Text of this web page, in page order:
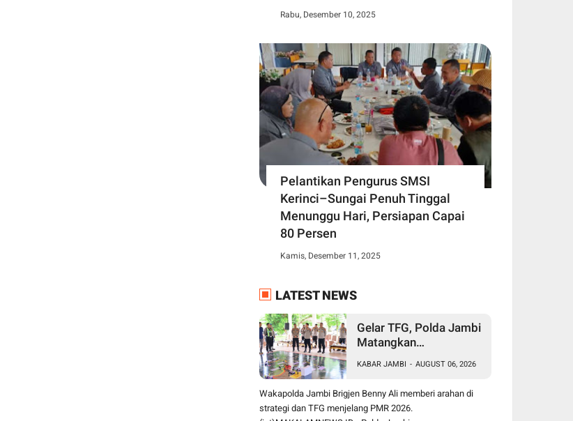
Rabu, Desember 10, 2025
Pelantikan Pengurus SMSI
Kerinci–Sungai Penuh Tinggal
Menunggu Hari, Persiapan Capai
80 Persen
Kamis, Desember 11, 2025
LATEST NEWS
Gelar TFG, Polda Jambi
Matangkan
Merdeka Run 2026,
Libatkan 1.750
Personel
KABAR JAMBI - AUGUST 06, 2026
Wakapolda Jambi Brigjen Benny Ali memberi arahan di
strategi dan TFG menjelang PMR 2026.